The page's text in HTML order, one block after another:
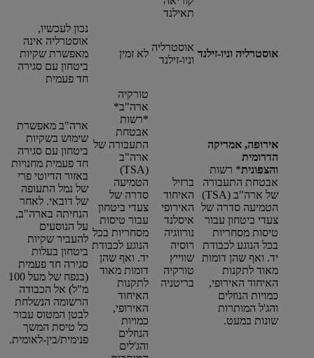
תאילנד
אוסטרליה וניו-זילנד
אוסטרליה
וניו-זילנד
לא זמין
נכון לעכשיו,
אוסטרליה אינה
מאפשרת שקיות
ביטחון עם סגירה
חד פעמית
אירופה, אמריקה
הדרומית
והצפונית* רשות
אבטחת התעבורה
של ארה"ב (TSA)
הטמיעה סדרה של
צעדי ביטחון עבור
טיסות מסחריות
בכל הנוגע לכבודת
יד. ואף שהן דומות
מאוד לתקנות
האיחוד האירופי,
כמויות הנוזלים
והג'ל המותרות
שונות במעט.
ברזיל
האיחוד
האירופי
איסלנד
נורווגיה
רוסיה
שווייץ
טורקיה
בריטניה
טורקיה
ארה"ב*
*רשות
אבטחת
התעבורה של
ארה"ב
(TSA)
הטמיעה
סדרה של
צעדי ביטחון
עבור טיסות
מסחריות בכל
הנוגע לכבודת
יד. ואף שהן
דומות מאוד
לתקנות
האיחוד
האירופי,
כמויות
הנוזלים
והג'לים
ארה"ב מאפשרת
שימוש בשקיות
ביטחון עם סגירה
חד פעמית מחנויות
באזור הדיוטי פרי
של נמל התעופה
של דובאי. לאחר
הנחיתה בארה"ב,
על הנוסעים
להעביר שקיות
ביטחון בעלות
סגירה חד פעמית
(בנפח של מעל 100
מ"ל) אל הכבודה
הרשומה הנשלחת
לבטן המטוס עבור
כל טיסת המשך
פנימית/בין-לאומית.